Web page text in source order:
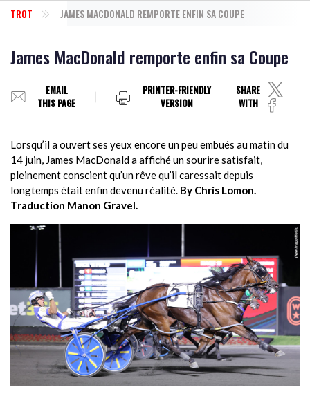
TROT JAMES MACDONALD REMPORTE ENFIN SA COUPE
James MacDonald remporte enfin sa Coupe
EMAIL
THIS PAGE
PRINTER-FRIENDLY
VERSION
SHARE
WITH
Lorsqu’il a ouvert ses yeux encore un peu embués au matin du
14 juin, James MacDonald a affiché un sourire satisfait,
pleinement conscient qu’un rêve qu’il caressait depuis
longtemps était enfin devenu réalité. By Chris Lomon.
Traduction Manon Gravel.